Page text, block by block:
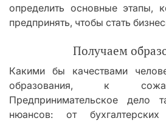
определить основные этапы,
предпринять, чтобы стать
Получаем
Какими бы качествами
образования, к
Предпринимательское дело
нюансов: от